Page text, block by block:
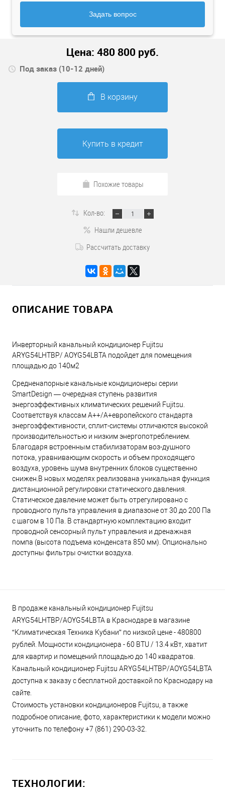
Задать вопрос
Цена: 480 800 руб.
Под заказ (10-12 дней)
В корзину
Купить в кредит
Похожие товары
Кол-во:
Нашли дешевле
Рассчитать доставку
ОПИСАНИЕ ТОВАРА
Инверторный канальный кондиционер Fujitsu
ARYG54LHTBP/ AOYG54LBTA подойдет для помещения
площадью до 140м2
Средненапорные канальные кондиционеры серии
SmartDesign — очередная ступень развития
энергоэффективных климатических решений Fujitsu.
Соответствуя классам А++/А+европейского стандарта
энергоэффективности, сплит-системы отличаются высокой
производительностью и низким энергопотреблением.
Благодаря встроенным стабилизаторам воз-душного
потока, уравнивающим скорость и объем проходящего
воздуха, уровень шума внутренних блоков существенно
снижен.В новых моделях реализована уникальная функция
дистанционной регулировки статического давления.
Статическое давление может быть отрегулировано с
проводного пульта управления в диапазоне от 30 до 200 Па
с шагом в 10 Па. В стандартную комплектацию входит
проводной сенсорный пульт управления и дренажная
помпа (высота подъема конденсата 850 мм). Опционально
доступны фильтры очистки воздуха.
В продаже канальный кондиционер Fujitsu
ARYG54LHTBP/AOYG54LBTA в Краснодаре в магазине
“Климатическая Техника Кубани” по низкой цене - 480800
рублей. Мощности кондиционера - 60 BTU / 13.4 кВт, хватит
для квартир и помещений площадью до 140 квадратов.
Канальный кондиционер Fujitsu ARYG54LHTBP/AOYG54LBTA
доступна к заказу с бесплатной доставкой по Краснодару на
сайте.
Стоимость установки кондиционеров Fujitsu, а также
подробное описание, фото, характеристики к модели можно
уточнить по телефону +7 (861) 290-03-32.
ТЕХНОЛОГИИ: